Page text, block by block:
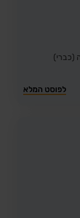
(כברי)
לפוסט המלא